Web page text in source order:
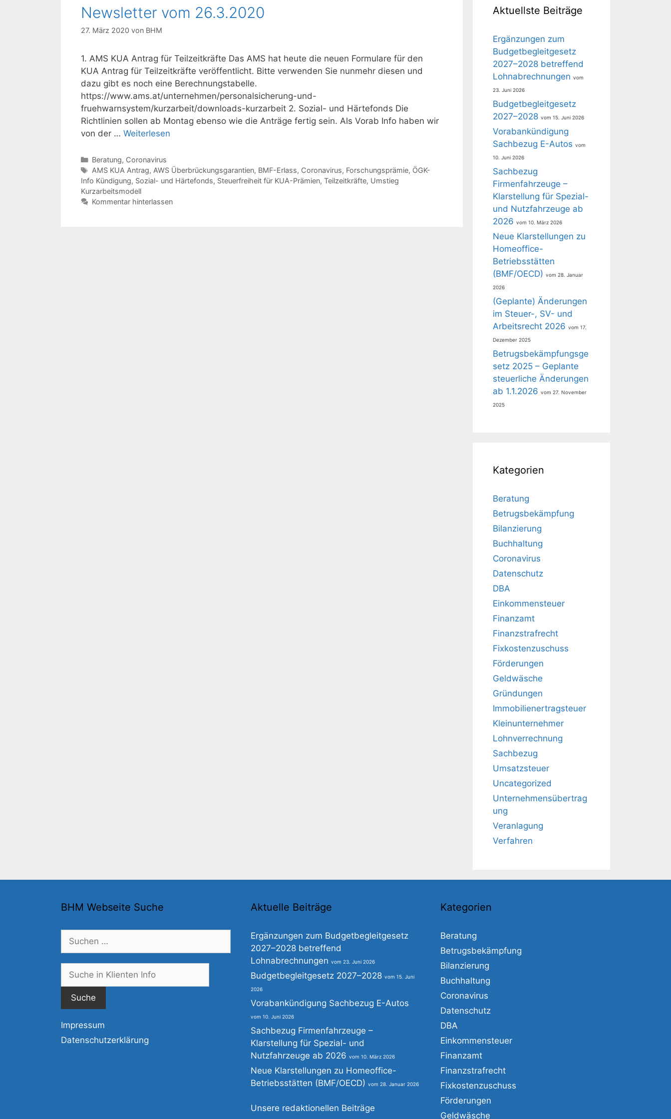
Newsletter vom 26.3.2020
27. März 2020 von BHM
1. AMS KUA Antrag für Teilzeitkräfte Das AMS hat heute die neuen Formulare für den
KUA Antrag für Teilzeitkräfte veröffentlicht. Bitte verwenden Sie nunmehr diesen und
dazu gibt es noch eine Berechnungstabelle.
https://www.ams.at/unternehmen/personalsicherung-und-
fruehwarnsystem/kurzarbeit/downloads-kurzarbeit 2. Sozial- und Härtefonds Die
Richtlinien sollen ab Montag ebenso wie die Anträge fertig sein. Als Vorab Info haben wir
von der … Weiterlesen
Kategorien
Beratung, Coronavirus
Schlagwörter
AMS KUA Antrag, AWS Überbrückungsgarantien, BMF-Erlass, Coronavirus, Forschungsprämie, ÖGK-
Info Kündigung, Sozial- und Härtefonds, Steuerfreiheit für KUA-Prämien, Teilzeitkräfte, Umstieg
Kurzarbeitsmodell
Kommentar hinterlassen
Aktuellste Beiträge
Ergänzungen zum
Budgetbegleitgesetz
2027–2028 betreffend
Lohnabrechnungen
23. Juni 2026
Budgetbegleitgesetz
2027–2028
15. Juni 2026
Vorabankündigung
Sachbezug E-Autos
10. Juni 2026
Sachbezug
Firmenfahrzeuge –
Klarstellung für Spezial-
und Nutzfahrzeuge ab
2026
10. März 2026
Neue Klarstellungen zu
Homeoffice-
Betriebsstätten
(BMF/OECD)
28. Januar
2026
(Geplante) Änderungen
im Steuer-, SV- und
Arbeitsrecht 2026
17.
Dezember 2025
Betrugsbekämpfungsge
setz 2025 – Geplante
steuerliche Änderungen
ab 1.1.2026
27. November
2025
Kategorien
Beratung
Betrugsbekämpfung
Bilanzierung
Buchhaltung
Coronavirus
Datenschutz
DBA
Einkommensteuer
Finanzamt
Finanzstrafrecht
Fixkostenzuschuss
Förderungen
Geldwäsche
Gründungen
Immobilienertragsteuer
Kleinunternehmer
Lohnverrechnung
Sachbezug
Umsatzsteuer
Uncategorized
Unternehmensübertrag
ung
Veranlagung
Verfahren
BHM Webseite Suche
nach:
Impressum
Datenschutzerklärung
Aktuelle Beiträge
Ergänzungen zum Budgetbegleitgesetz
2027–2028 betreffend
Lohnabrechnungen
23. Juni 2026
Budgetbegleitgesetz 2027–2028 15. Juni
2026
Vorabankündigung Sachbezug E-Autos
10. Juni 2026
Sachbezug Firmenfahrzeuge –
Klarstellung für Spezial- und
Nutzfahrzeuge ab 2026
10. März 2026
Neue Klarstellungen zu Homeoffice-
Betriebsstätten (BMF/OECD)
28. Januar 2026
Unsere redaktionellen Beiträge
Kategorien
Beratung
Betrugsbekämpfung
Bilanzierung
Buchhaltung
Coronavirus
Datenschutz
DBA
Einkommensteuer
Finanzamt
Finanzstrafrecht
Fixkostenzuschuss
Förderungen
Geldwäsche